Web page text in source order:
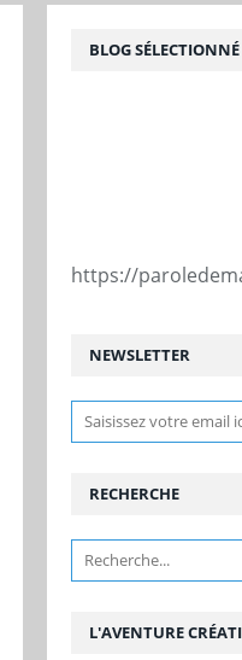
NEWSLETTER
RECHERCHE
L'AVENTURE
BLOG SÉLECTIONNÉ
https://